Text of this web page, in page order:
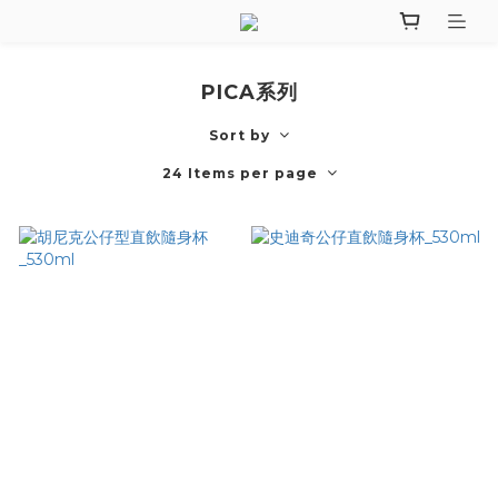
PICA系列
Sort by
24 Items per page